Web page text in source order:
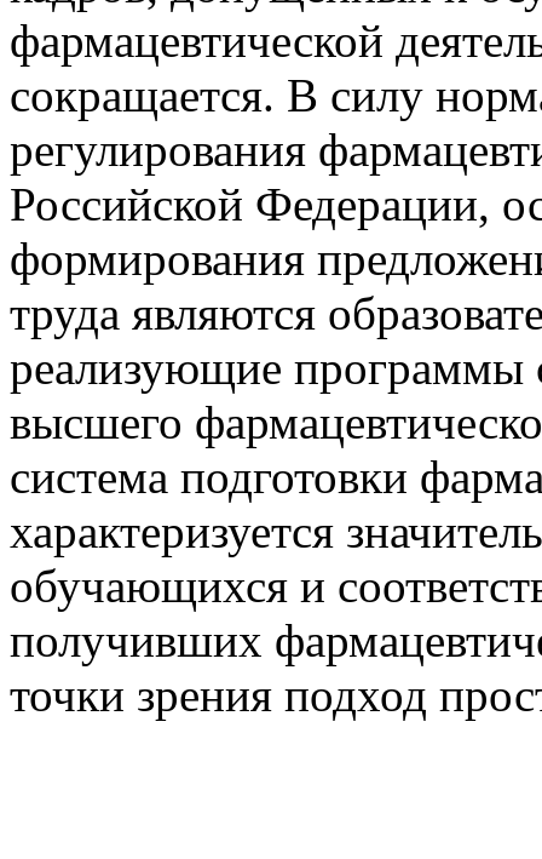
фармацевтической
сокращается. В силу
регулирования
Российской Федерации,
формирования
труда являются
реализующие программы
высшего
система подготовки
характеризуется
обучающихся и
получивших
точки зрения подход